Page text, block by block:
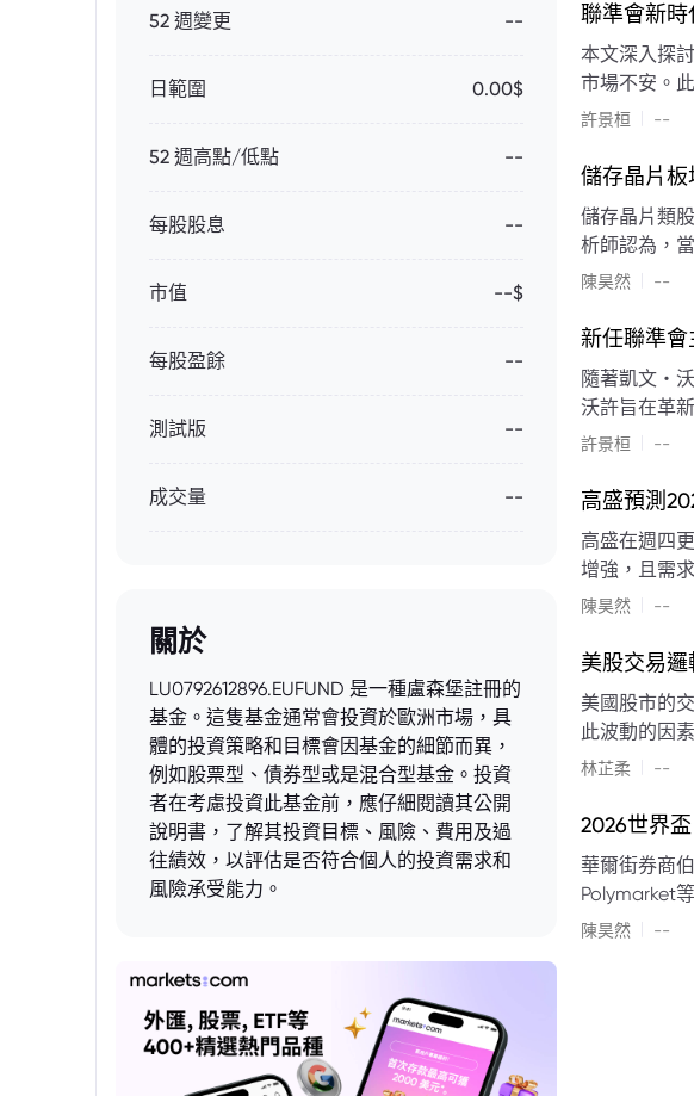
52 週變更 --
日範圍 0.00$
52 週高點/低點 --
每股股息 --
市值 --$
每股盈餘 --
測試版 --
成交量 --
關於
LU0792612896.EUFUND 是一種盧森堡註冊的
基金。這隻基金通常會投資於歐洲市場，具
體的投資策略和目標會因基金的細節而異，
例如股票型、債券型或是混合型基金。投資
者在考慮投資此基金前，應仔細閱讀其公開
說明書，了解其投資目標、風險、費用及過
往績效，以評估是否符合個人的投資需求和
風險承受能力。
聯準會新
本文深入探
市場不安。
素限制了聯
許景桓 --
儲存晶片板
儲存晶片類
析師認為，
限的支撐下
陳昊然 --
新任聯準
隨著凱文・
沃許旨在革
計畫重塑政
許景桓 --
高盛預測
高盛在週四
增強，且需
蘭特原油均
其影響低於
口受阻持續
若供應快速
美元。
陳昊然 --
美股交易
美國股市的
此波動的因
矛盾信號。
點：** * **交易邏輯轉變：** 順勢做多的市場邏輯已瓦解，市場走向變得難以預測。 * **科技股信心減弱：**
現顯著的單日反轉幅度，
縮貨幣政策預期升溫之
切換，投資者意見分歧程度處
林芷柔 --
2026世界
華爾街券商
Polymarket
道、西班牙
陳昊然 --